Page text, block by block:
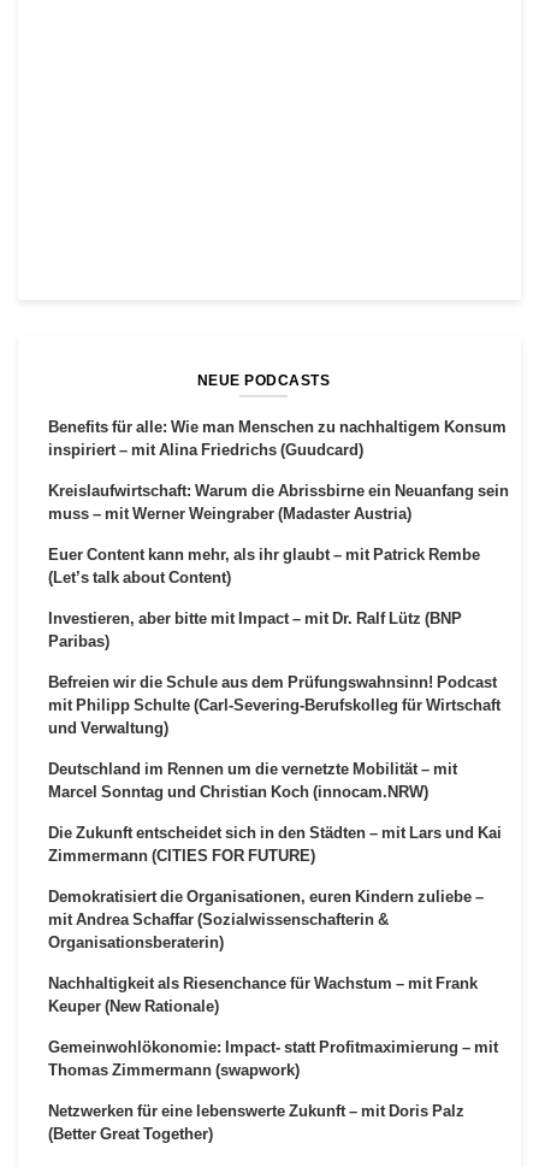
NEUE PODCASTS
Benefits für alle: Wie man Menschen zu nachhaltigem Konsum
inspiriert – mit Alina Friedrichs (Guudcard)
Kreislaufwirtschaft: Warum die Abrissbirne ein Neuanfang sein
muss – mit Werner Weingraber (Madaster Austria)
Euer Content kann mehr, als ihr glaubt – mit Patrick Rembe
(Let’s talk about Content)
Investieren, aber bitte mit Impact – mit Dr. Ralf Lütz (BNP
Paribas)
Befreien wir die Schule aus dem Prüfungswahnsinn! Podcast
mit Philipp Schulte (Carl-Severing-Berufskolleg für Wirtschaft
und Verwaltung)
Deutschland im Rennen um die vernetzte Mobilität – mit
Marcel Sonntag und Christian Koch (innocam.NRW)
Die Zukunft entscheidet sich in den Städten – mit Lars und Kai
Zimmermann (CITIES FOR FUTURE)
Demokratisiert die Organisationen, euren Kindern zuliebe –
mit Andrea Schaffar (Sozialwissenschafterin &
Organisationsberaterin)
Nachhaltigkeit als Riesenchance für Wachstum – mit Frank
Keuper (New Rationale)
Gemeinwohlökonomie: Impact- statt Profitmaximierung – mit
Thomas Zimmermann (swapwork)
Netzwerken für eine lebenswerte Zukunft – mit Doris Palz
(Better Great Together)